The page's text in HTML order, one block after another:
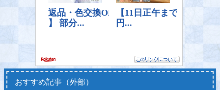
おすすめ記事（外部）